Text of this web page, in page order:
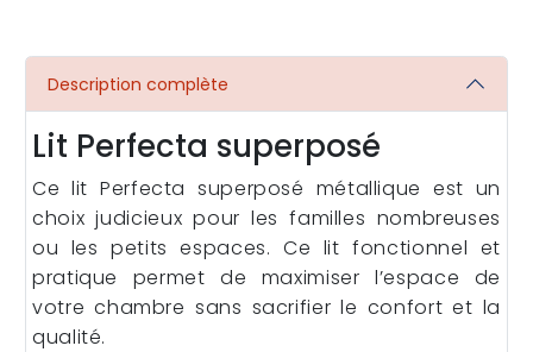
Description complète
Lit Perfecta superposé
Ce lit Perfecta superposé métallique est un
choix judicieux pour les familles nombreuses
ou les petits espaces. Ce lit fonctionnel et
pratique permet de maximiser l’espace de
votre chambre sans sacrifier le confort et la
qualité.